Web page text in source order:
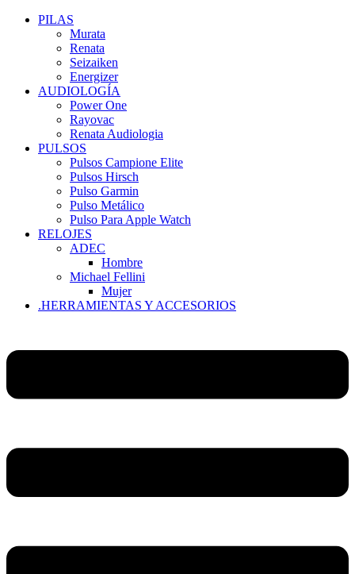
PILAS
Murata
Renata
Seizaiken
Energizer
AUDIOLOGÍA
Power One
Rayovac
Renata Audiologia
PULSOS
Pulsos Campione Elite
Pulsos Hirsch
Pulso Garmin
Pulso Metálico
Pulso Para Apple Watch
RELOJES
ADEC
Hombre
Michael Fellini
Mujer
.HERRAMIENTAS Y ACCESORIOS